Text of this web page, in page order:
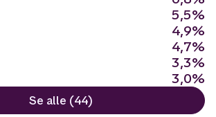
5,5%
4,9%
4,7%
3,3%
3,0%
Se alle (44)